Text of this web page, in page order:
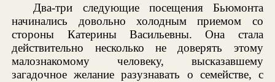
Два-три следующие посещения Бьюмонта
начинались довольно холодным приемом со
стороны Катерины Васильевны. Она стала
действительно несколько не доверять этому
малознакомому человеку, высказавшему
загадочное желание разузнавать о семействе, с